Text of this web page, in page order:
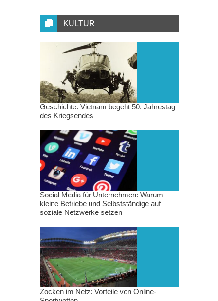
KULTUR
Geschichte: Vietnam begeht 50. Jahrestag
des Kriegsendes
Social Media für Unternehmen: Warum
kleine Betriebe und Selbstständige auf
soziale Netzwerke setzen
Zocken im Netz: Vorteile von Online-